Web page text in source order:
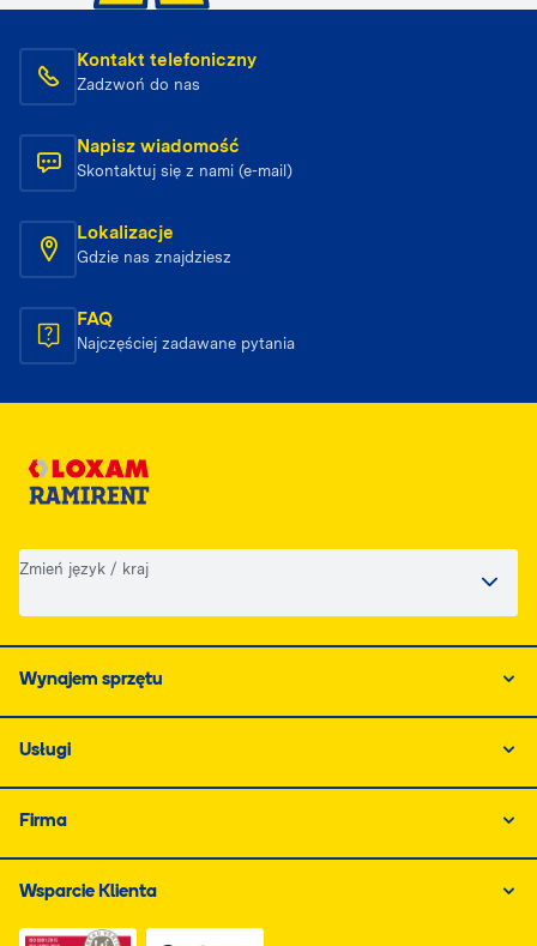
Kontakt telefoniczny
Zadzwoń do nas
Napisz wiadomość
Skontaktuj się z nami (e-mail)
Lokalizacje
Gdzie nas znajdziesz
FAQ
Najczęściej zadawane pytania
Zmień język / kraj
Wynajem sprzętu
Usługi
Firma
Wsparcie Klienta